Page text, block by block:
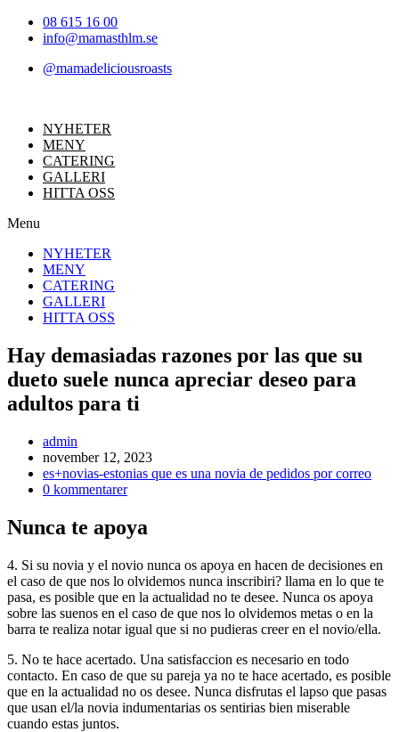
Hoppa08 615 16 00
info@mamasthlm.se
@mamadeliciousroasts
NYHETER
MENY
CATERING
GALLERI
HITTA OSS
Menu
NYHETER
MENY
CATERING
GALLERI
HITTA OSS
Hay demasiadas razones por las que su
dueto suele nunca apreciar deseo para
adultos para ti
Inläggsförfattare:
admin
Inlägget
publicerat:
november 12, 2023
Inläggskategori:
es+novias-estonias que es una novia de pedidos por correo
Kommentarer
inlägget:
0 kommentarer
Nunca te apoya
4. Si su novia y el novio nunca os apoya en hacen de decisiones en
el caso de que nos lo olvidemos nunca inscribiri? llama en lo que te
pasa, es posible que en la actualidad no te desee. Nunca os apoya
sobre las suenos en el caso de que nos lo olvidemos metas o en la
barra te realiza notar igual que si no pudieras creer en el novio/ella.
5. No te hace acertado. Una satisfaccion es necesario en todo
contacto. En caso de que su pareja ya no te hace acertado, es posible
que en la actualidad no os desee. Nunca disfrutas el lapso que pasas
que usan el/la novia indumentarias os sentirias bien miserable
cuando estas juntos.